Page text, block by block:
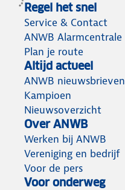
Regel het snel
Service & Contact
ANWB Alarmcentrale
Plan je route
Altijd actueel
ANWB nieuwsbrieven
Kampioen
Nieuwsoverzicht
Over ANWB
Werken bij ANWB
Vereniging en bedrijf
Voor de pers
Voor onderweg